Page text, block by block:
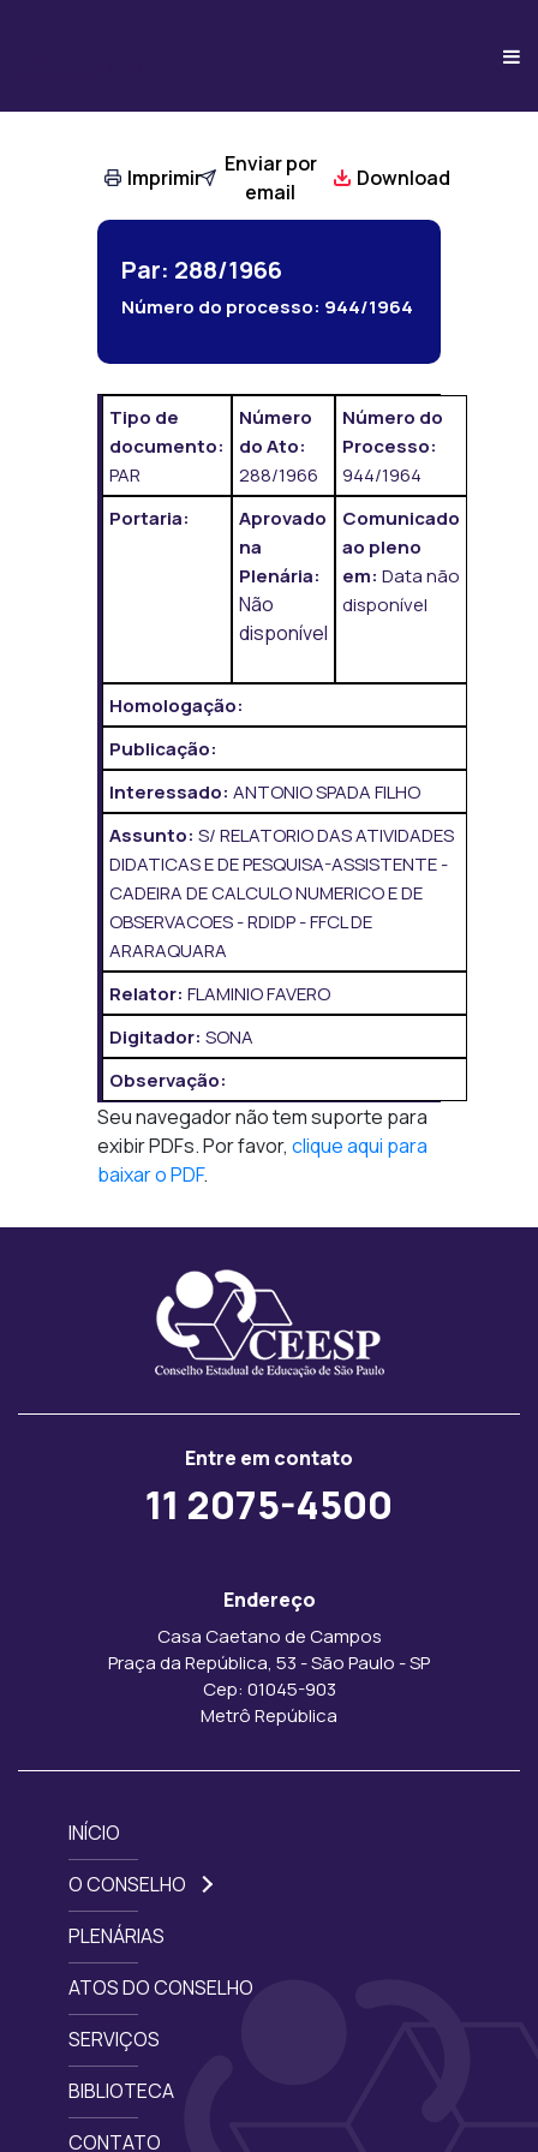
Imprimir
Enviar por
email
Download
Par: 288/1966
Número do processo: 944/1964
Tipo de
documento:
PAR
Número
do Ato:
288/1966
Número do
Processo:
944/1964
Portaria:
Aprovado
na
Plenária:
Não
disponível
Comunicado
ao pleno
em: Data não
disponível
Homologação:
Publicação:
Interessado: ANTONIO SPADA FILHO
Assunto: S/ RELATORIO DAS ATIVIDADES
DIDATICAS E DE PESQUISA-ASSISTENTE -
CADEIRA DE CALCULO NUMERICO E DE
OBSERVACOES - RDIDP - FFCL DE
ARARAQUARA
Relator: FLAMINIO FAVERO
Digitador: SONA
Observação:
Seu navegador não tem suporte para
exibir PDFs. Por favor, clique aqui para
baixar o PDF.
Entre em contato
11 2075-4500
Endereço
Casa Caetano de Campos
Praça da República, 53 - São Paulo - SP
Cep: 01045-903
Metrô República
INÍCIO
O CONSELHO
PLENÁRIAS
ATOS DO CONSELHO
SERVIÇOS
BIBLIOTECA
CONTATO